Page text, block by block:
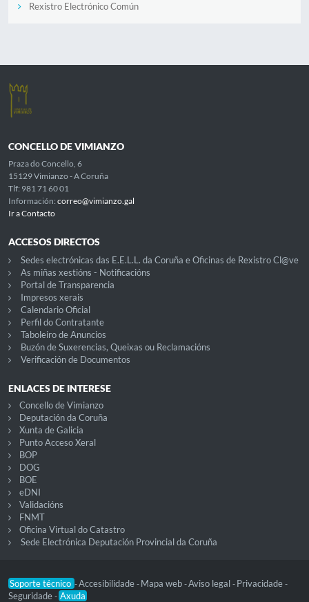
Rexistro Electrónico Común
CONCELLO DE VIMIANZO
Praza do Concello, 6
15129 Vimianzo - A Coruña
Tlf: 981 71 60 01
Información: correo@vimianzo.gal
Ir a Contacto
ACCESOS DIRECTOS
Sedes electrónicas das E.E.L.L. da Coruña e Oficinas de Rexistro Cl@ve
As miñas xestións - Notificacións
Portal de Transparencia
Impresos xerais
Calendario Oficial
Perfil do Contratante
Taboleiro de Anuncios
Buzón de Suxerencias, Queixas ou Reclamacións
Verificación de Documentos
ENLACES DE INTERESE
Concello de Vimianzo
Deputación da Coruña
Xunta de Galicia
Punto Acceso Xeral
BOP
DOG
BOE
eDNI
Validacións
FNMT
Oficina Virtual do Catastro
Sede Electrónica Deputación Provincial da Coruña
Soporte técnico -Accesibilidade - Mapa web -Aviso legal - Privacidade -
Seguridade - Axuda